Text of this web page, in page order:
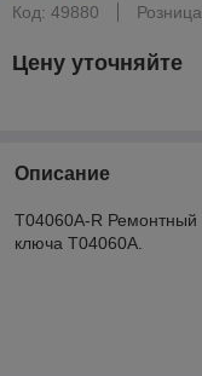
Код: 49880
Розница
Цену уточняйте
Описание
T04060A-R Ремонтный
ключа T04060А.